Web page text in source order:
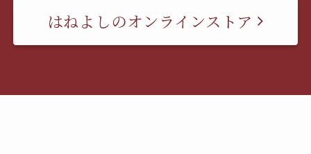
はねよしのオンラインストア